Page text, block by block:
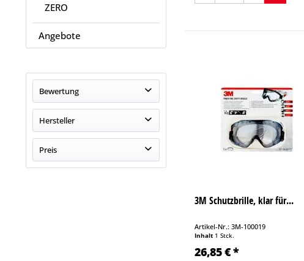
ZERO
Angebote
Bewertung
& mehr
Hersteller
Preis
3M Schutzbrille, klar für...
Artikel-Nr.: 3M-100019
Inhalt 1 Stck.
26,85 € *